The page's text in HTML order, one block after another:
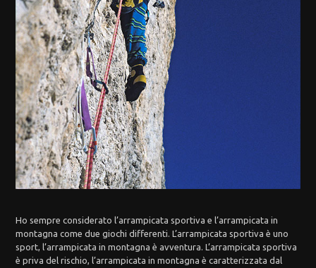
Ho sempre considerato l’arrampicata sportiva e l’arrampicata in
montagna come due giochi differenti. L’arrampicata sportiva è uno
sport, l’arrampicata in montagna è avventura. L’arrampicata sportiva
è priva del rischio, l’arrampicata in montagna è caratterizzata dal